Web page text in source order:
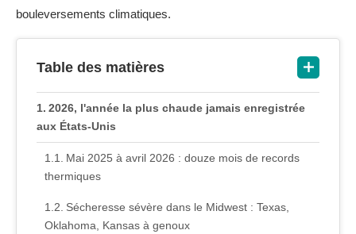
bouleversements climatiques.
Table des matières
2026, l'année la plus chaude jamais enregistrée
aux États-Unis
Mai 2025 à avril 2026 : douze mois de records
thermiques
Sécheresse sévère dans le Midwest : Texas,
Oklahoma, Kansas à genoux